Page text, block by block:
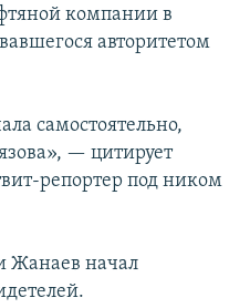
компании в
авторитетом
самостоятельно,
— цитирует
репортер под ником
Жанаев начал